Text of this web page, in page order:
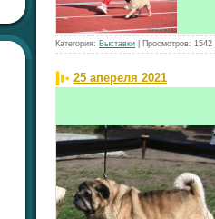
Категория: Выставки Просмотров: 1542
25 апереля 2021